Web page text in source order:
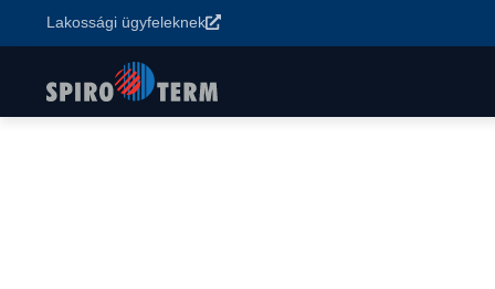
Lakossági ügyfeleknek